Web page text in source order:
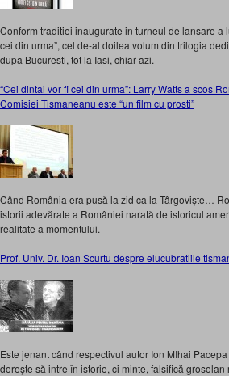
Conform traditiei inaugurate in turneul de lansare a
cei din urma”, cel de-al doilea volum din trilogia
dupa Bucuresti, tot la Iasi, chiar azi.
“Cei dintai vor fi cei din urma”: Larry Watts a scos
Comisiei Tismaneanu este “un film cu prosti”
Când România era pusă la zid ca la Târgoviște…
istorii adevărate a României narată de istoricul
realitate a momentului.
Prof. Univ. Dr. Ioan Scurtu despre elucubratiile
Este jenant când respectivul autor Ion MIhai
doreşte să intre în istorie, ci minte, falsifică